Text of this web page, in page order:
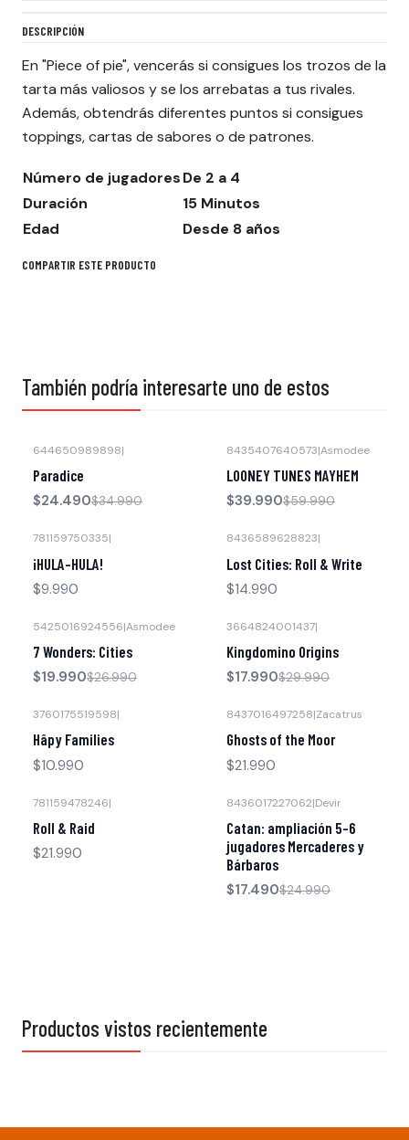
DESCRIPCIÓN
En "Piece of pie", vencerás si consigues los trozos de la
tarta más valiosos y se los arrebatas a tus rivales.
Además, obtendrás diferentes puntos si consigues
toppings, cartas de sabores o de patrones.
Número de jugadoresDe 2 a 4
Duración
15 Minutos
Edad
Desde 8 años
COMPARTIR ESTE PRODUCTO
También podría interesarte uno de estos
644650989898|
Paradice
$24.490$34.990
8435407640573|Asmodee
LOONEY TUNES MAYHEM
$39.990$59.990
781159750335|
¡HULA-HULA!
$9.990
8436589628823|
Lost Cities: Roll & Write
$14.990
5425016924556|Asmodee
7 Wonders: Cities
$19.990$26.990
3664824001437|
Kingdomino Origins
$17.990$29.990
3760175519598|
Hâpy Families
$10.990
8437016497258|Zacatrus
Ghosts of the Moor
$21.990
781159478246|
Roll & Raid
$21.990
8436017227062|Devir
Catan: ampliación 5-6
jugadores Mercaderes y
Bárbaros
$17.490$24.990
Productos vistos recientemente